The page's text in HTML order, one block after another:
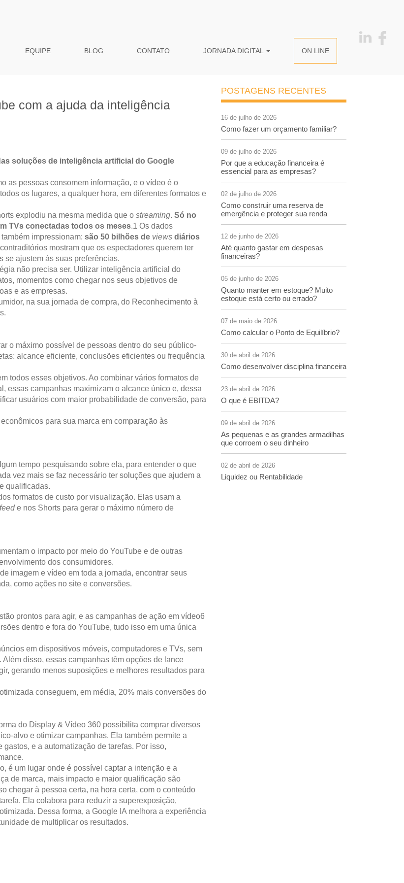
EQUIPE BLOG CONTATO JORNADA DIGITAL ON LINE
com a ajuda da inteligência
soluções de inteligência artificial do Google
as pessoas consomem informação, e o vídeo é o
os lugares, a qualquer hora, em diferentes formatos e
explodiu na mesma medida que o streaming. Só no
TVs conectadas todos os meses.1 Os dados
impressionam: são 50 bilhões de views diários
mostram que os espectadores querem ter
se ajustem às suas preferências.
não precisa ser. Utilizar inteligência artificial do
momentos como chegar nos seus objetivos de
e as empresas.
na sua jornada de compra, do Reconhecimento à
o máximo possível de pessoas dentro do seu público-
alcance eficiente, conclusões eficientes ou frequência
todos esses objetivos. Ao combinar vários formatos de
essas campanhas maximizam o alcance único e, dessa
usuários com maior probabilidade de conversão, para
para sua marca em comparação às
tempo pesquisando sobre ela, para entender o que
vez mais se faz necessário ter soluções que ajudem a
qualificadas.
formatos de custo por visualização. Elas usam a
e nos Shorts para gerar o máximo número de
o impacto por meio do YouTube e de outras
dos consumidores.
imagem e vídeo em toda a jornada, encontrar seus
como ações no site e conversões.
prontos para agir, e as campanhas de ação em vídeo6
dentro e fora do YouTube, tudo isso em uma única
em dispositivos móveis, computadores e TVs, sem
disso, essas campanhas têm opções de lance
gerando menos suposições e melhores resultados para
conseguem, em média, 20% mais conversões do
do Display & Vídeo 360 possibilita comprar diversos
alvo e otimizar campanhas. Ela também permite a
e a automatização de tarefas. Por isso,
é um lugar onde é possível captar a intenção e a
de marca, mais impacto e maior qualificação são
chegar à pessoa certa, na hora certa, com o conteúdo
Ela colabora para reduzir a superexposição,
Dessa forma, a Google IA melhora a experiência
de multiplicar os resultados.
POSTAGENS RECENTES
16 de julho de 2026
Como fazer um orçamento familiar?
09 de julho de 2026
Por que a educação financeira é
essencial para as empresas?
02 de julho de 2026
Como construir uma reserva de
emergência e proteger sua renda
12 de junho de 2026
Até quanto gastar em despesas
financeiras?
05 de junho de 2026
Quanto manter em estoque? Muito
estoque está certo ou errado?
07 de maio de 2026
Como calcular o Ponto de Equilíbrio?
30 de abril de 2026
Como desenvolver disciplina financeira
23 de abril de 2026
O que é EBITDA?
09 de abril de 2026
As pequenas e as grandes armadilhas
que corroem o seu dinheiro
02 de abril de 2026
Liquidez ou Rentabilidade